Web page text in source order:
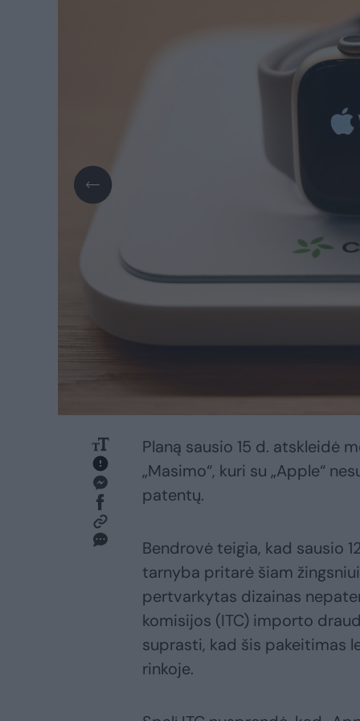
Planą sausio 15 d. atskleidė
„Masimo“, kuri su „Apple“
patentų.
Bendrovė teigia, kad sausio
tarnyba pritarė šiam
pertvarkytas dizainas
komisijos (ITC) importo
suprasti, kad šis pakeitimas
rinkoje.